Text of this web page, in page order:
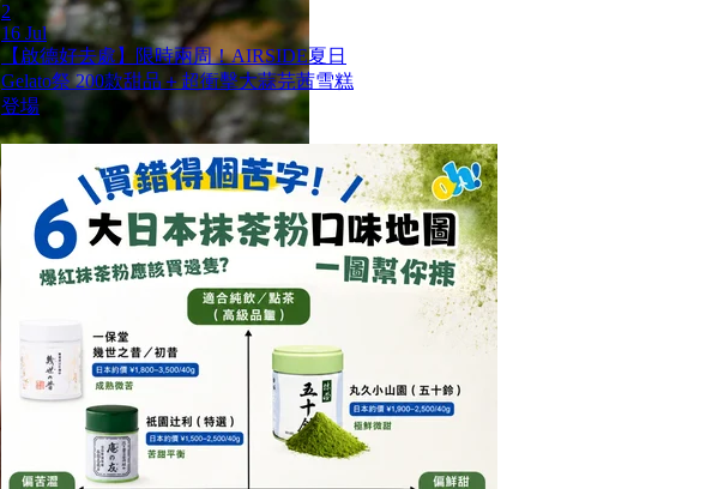
2
16 Jul
【啟德好去處】限時兩周！AIRSIDE夏日
Gelato祭 200款甜品＋超衝擊大蒜芫茜雪糕
登場